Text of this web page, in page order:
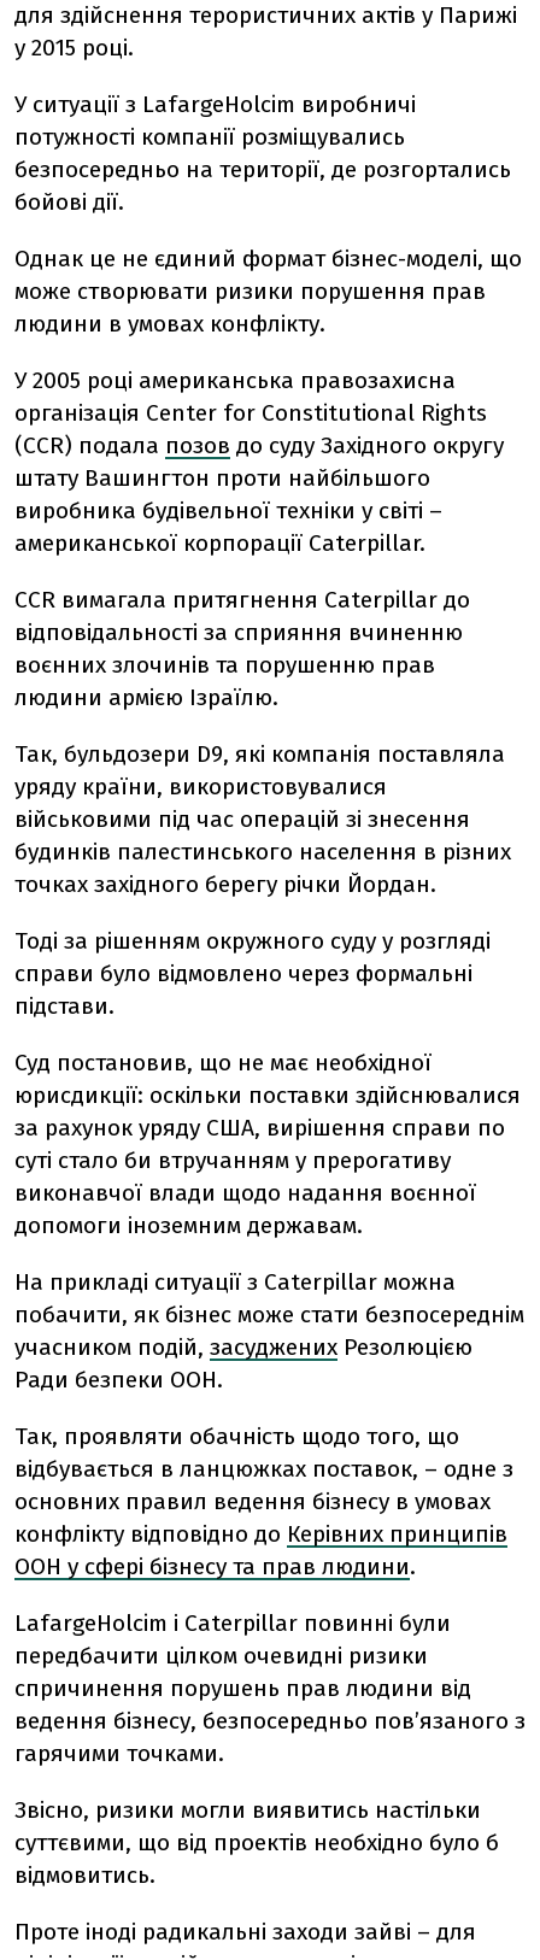
для здійснення терористичних актів у Парижі
у 2015 році.
У ситуації з LafargeHolcim виробничі
потужності компанії розміщувались
безпосередньо на території, де розгортались
бойові дії.
Однак це не єдиний формат бізнес-моделі, що
може створювати ризики порушення прав
людини в умовах конфлікту.
У 2005 році американська правозахисна
організація Center for Constitutional Rights
(CCR) подала позов до суду Західного округу
штату Вашингтон проти найбільшого
виробника будівельної техніки у світі –
американської корпорації Caterpillar.
CCR вимагала притягнення Caterpillar до
відповідальності за сприяння вчиненню
воєнних злочинів та порушенню прав
людини армією Ізраїлю.
Так, бульдозери D9, які компанія поставляла
уряду країни, використовувалися
військовими під час операцій зі знесення
будинків палестинського населення в різних
точках західного берегу річки Йордан.
Тоді за рішенням окружного суду у розгляді
справи було відмовлено через формальні
підстави.
Суд постановив, що не має необхідної
юрисдикції: оскільки поставки здійснювалися
за рахунок уряду США, вирішення справи по
суті стало би втручанням у прерогативу
виконавчої влади щодо надання воєнної
допомоги іноземним державам.
На прикладі ситуації з Caterpillar можна
побачити, як бізнес може стати безпосереднім
учасником подій, засуджених Резолюцією
Ради безпеки ООН.
Так, проявляти обачність щодо того, що
відбувається в ланцюжках поставок, – одне з
основних правил ведення бізнесу в умовах
конфлікту відповідно до Керівних принципів
ООН у сфері бізнесу та прав людини.
LafargeHolcim і Caterpillar повинні були
передбачити цілком очевидні ризики
спричинення порушень прав людини від
ведення бізнесу, безпосередньо пов’язаного з
гарячими точками.
Звісно, ризики могли виявитись настільки
суттєвими, що від проектів необхідно було б
відмовитись.
Проте іноді радикальні заходи зайві – для